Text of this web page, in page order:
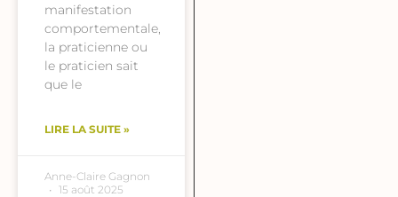
manifestation
comportementale,
la praticienne ou
le praticien sait
que le
LIRE LA SUITE »
Anne-Claire Gagnon
15 août 2025